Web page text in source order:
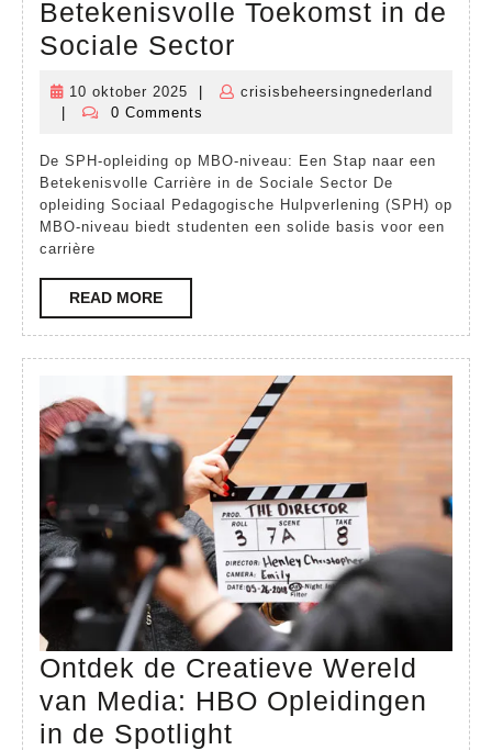
Betekenisvolle Toekomst in de
Sociale Sector
niveau:
Bouw
aan
Toekomst
in
de
Sociale
Sector
10 oktober 2025
10
oktober
crisisbeheersingnederland
crisisbeheersingnederland
0 Comments
De SPH-opleiding op MBO-niveau: Een Stap naar een
Betekenisvolle Carrière in de Sociale Sector De
opleiding Sociaal Pedagogische Hulpverlening (SPH) op
MBO-niveau biedt studenten een solide basis voor een
carrière
READ MOREREAD
MORE
Ontdek de Creatieve Wereld
van Media: HBO Opleidingen
in de Spotlight